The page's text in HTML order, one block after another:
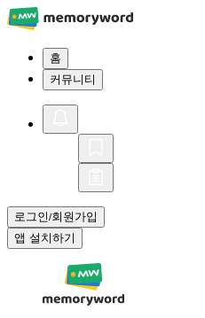
홈
커뮤니티
로그인/회원가입
앱 설치하기